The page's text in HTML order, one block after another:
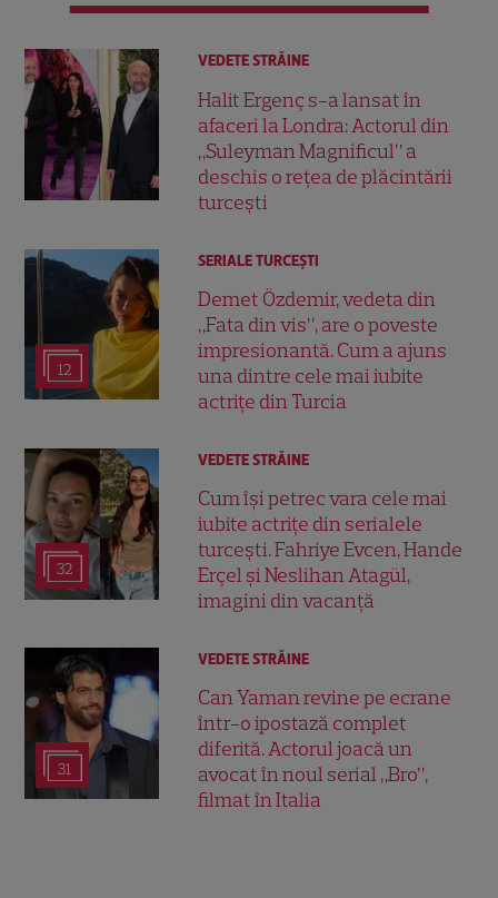
VEDETE STRĂINE
Halit Ergenç s-a lansat în
afaceri la Londra: Actorul din
„Suleyman Magnificul” a
deschis o rețea de plăcintării
turcești
12
SERIALE TURCEŞTI
Demet Özdemir, vedeta din
„Fata din vis”, are o poveste
impresionantă. Cum a ajuns
una dintre cele mai iubite
actrițe din Turcia
32
VEDETE STRĂINE
Cum își petrec vara cele mai
iubite actrițe din serialele
turcești. Fahriye Evcen, Hande
Erçel și Neslihan Atagül,
imagini din vacanță
31
VEDETE STRĂINE
Can Yaman revine pe ecrane
într-o ipostază complet
diferită. Actorul joacă un
avocat în noul serial „Bro”,
filmat în Italia